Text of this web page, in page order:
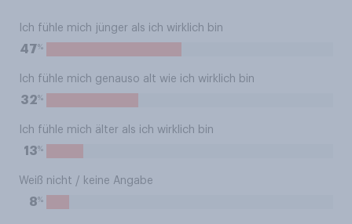
Ich fühle mich jünger als ich wirklich bin
47%
Ich fühle mich genauso alt wie ich wirklich bin
32%
Ich fühle mich älter als ich wirklich bin
13%
Weiß nicht / keine Angabe
8%